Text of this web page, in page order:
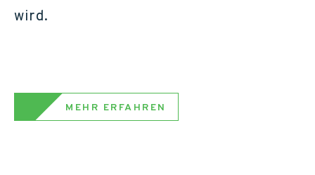
wird.
MEHR ERFAHREN